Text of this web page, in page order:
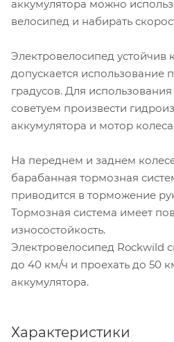
аккумулятора можно
велосипед и набирать
Электровелосипед устойчив
допускается использование
градусов. Для
советуем произвести
аккумулятора и мотор
На переднем и заднем
барабанная тормозная
приводится в торможение
Тормозная система имеет
износостойкость.
Электровелосипед Rockwild
до 40 км/ч и проехать до 50
аккумулятора.
Характеристики